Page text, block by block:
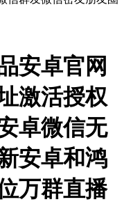
安卓官网
激活授权
卓微信无
安卓和鸿
万群直播